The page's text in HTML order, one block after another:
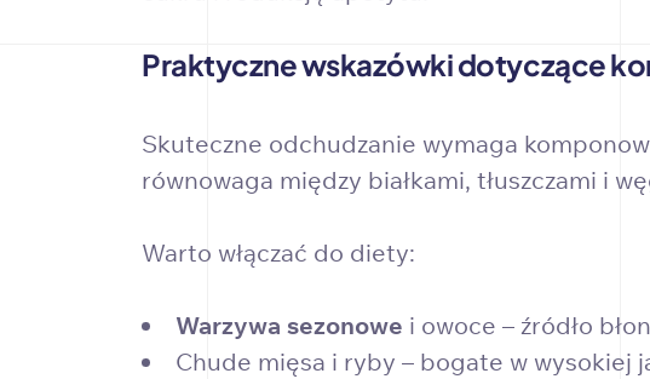
Praktyczne wskazówki dotyczące
Skuteczne odchudzanie wymaga
równowaga między białkami, tłuszczami i
Warto włączać do diety:
Warzywa sezonowe i owoce – źródło
Chude mięsa i ryby – bogate w wysokiej